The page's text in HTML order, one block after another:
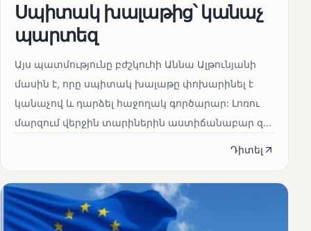
Սպիտակ խալաթից՝ կանաչ
պարտեզ
Այս պատմությունը բժշկուհի Աննա Ալթունյանի
մասին է, որը սպիտակ խալաթը փոխարինել է
կանաչով և դարձել հաջողակ գործարար: Լոռու
մարզում վերջին տարիներին աստիճանաբար զ...
Դիտել